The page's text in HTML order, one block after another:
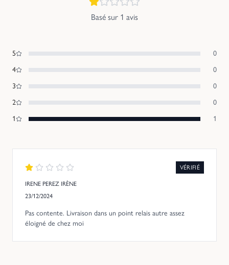
Basé sur 1 avis
5
0
4
0
3
0
2
0
1
1
VÉRIFIÉ
IRENE PEREZ IRÈNE
23/12/2024
Pas contente. Livraison dans un point relais autre assez
éloigné de chez moi